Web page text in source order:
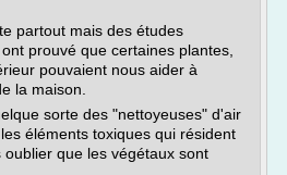
partout mais des études
prouvé que certaines plantes,
pouvaient nous aider à
la maison.
sorte des "nettoyeuses" d'air
éléments toxiques qui résident
que les végétaux sont